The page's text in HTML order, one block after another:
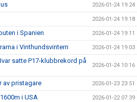
2026-01-24 19:24
2026-01-24 19:18
i Spanien 2026-01-24 19:11
i Vinthundsvintern 2026-01-24 19:03
satte P17-klubbrekord på
2026-01-24 10:16
av pristagare 2026-01-23 23:51
i USA 2026-01-22 07:39